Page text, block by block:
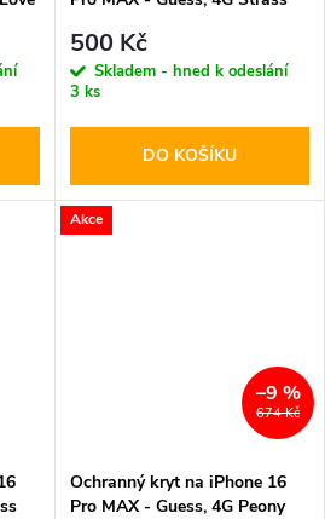
500 Kč
Skladem - hned k odeslání
3 ks
DO KOŠÍKU
Akce
674 Kč
–9 %
Ochranný kryt na iPhone 16
Pro MAX - Guess, 4G Peony